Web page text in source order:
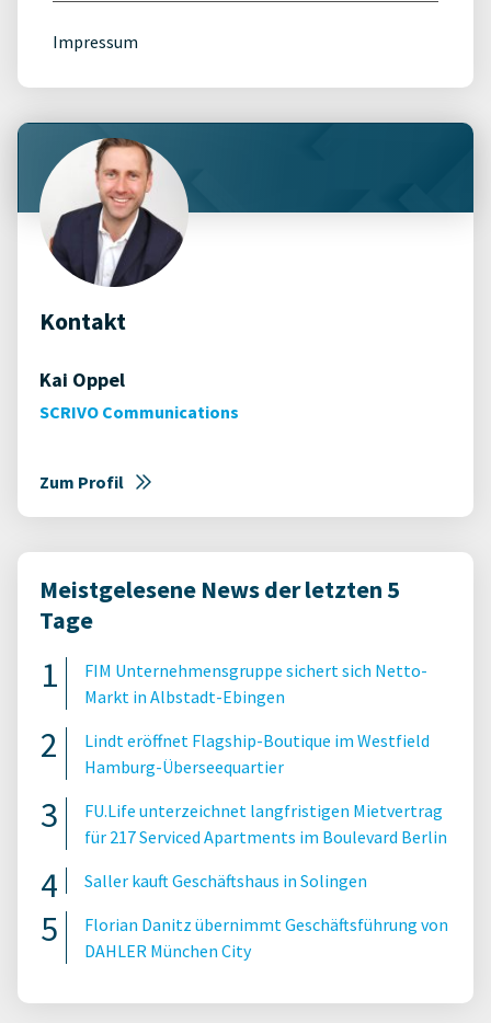
Impressum
Kontakt
Kai Oppel
SCRIVO Communications
Zum Profil
Meistgelesene News der letzten 5
Tage
FIM Unternehmensgruppe sichert sich Netto-
Markt in Albstadt-Ebingen
Lindt eröffnet Flagship-Boutique im Westfield
Hamburg-Überseequartier
FU.Life unterzeichnet langfristigen Mietvertrag
für 217 Serviced Apartments im Boulevard Berlin
Saller kauft Geschäftshaus in Solingen
Florian Danitz übernimmt Geschäftsführung von
DAHLER München City